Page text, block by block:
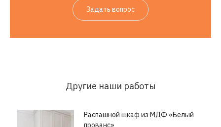
Задать вопрос
Другие наши работы
Распашной шкаф из МДФ «Белый
прованс»